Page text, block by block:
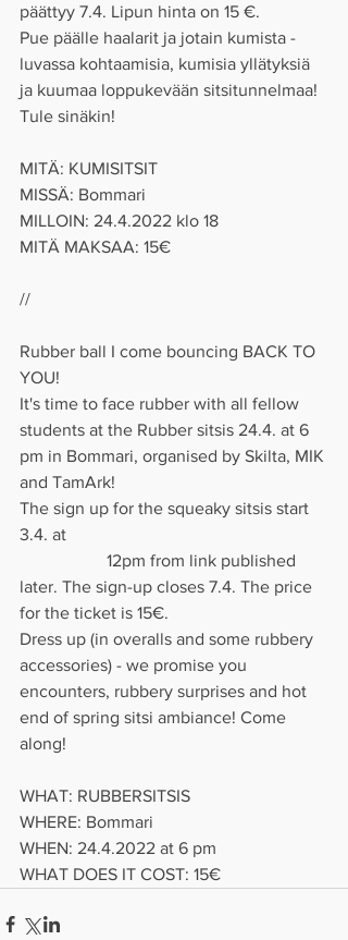
päättyy 7.4. Lipun hinta on 15 €.
Pue päälle haalarit ja jotain kumista -
luvassa kohtaamisia, kumisia yllätyksiä
ja kuumaa loppukevään sitsitunnelmaa!
Tule sinäkin!
MITÄ: KUMISITSIT
MISSÄ: Bommari
MILLOIN: 24.4.2022 klo 18
MITÄ MAKSAA: 15€
//
Rubber ball I come bouncing BACK TO
YOU!
It's time to face rubber with all fellow
students at the Rubber sitsis 24.4. at 6
pm in Bommari, organised by Skilta, MIK
and TamArk!
The sign up for the squeaky sitsis start
3.4. at
later. The sign-up closes 7.4. The price
for the ticket is 15€.
Dress up (in overalls and some rubbery
accessories) - we promise you
encounters, rubbery surprises and hot
end of spring sitsi ambiance! Come
along!
WHAT: RUBBERSITSIS
WHERE: Bommari
WHEN: 24.4.2022 at 6 pm
WHAT DOES IT COST: 15€